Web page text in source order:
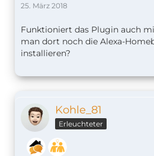
25. März 2018
Funktioniert das Plugin auch
man dort noch die Alexa-
installieren?
Kohle_81
Erleuchteter